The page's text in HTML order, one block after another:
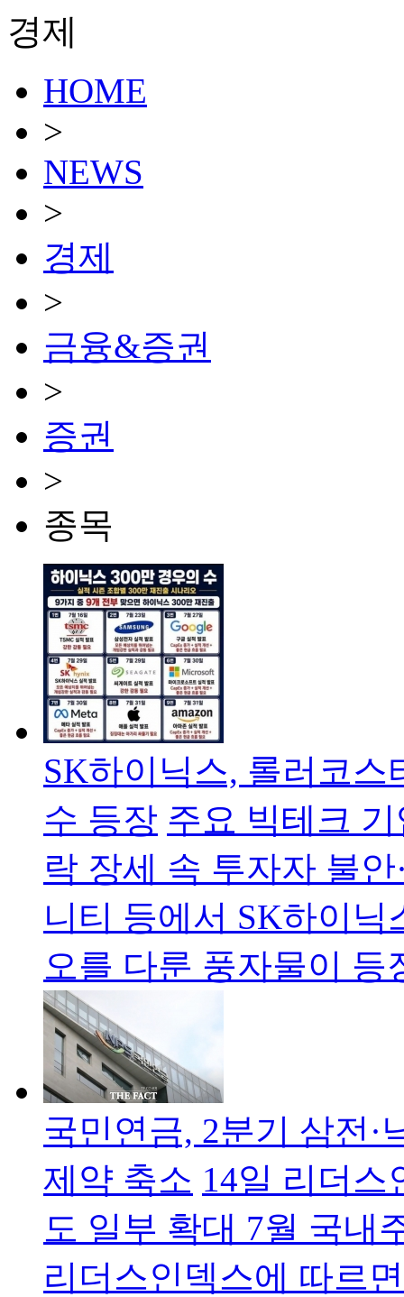
경제
HOME
>
NEWS
>
경제
>
금융&증권
>
증권
>
종목
SK하이닉스, 롤러코스
수 등장 주요 빅테크
락 장세 속 투자자 불
니티 등에서 SK하이
오를 다룬 풍자물이 등
국민연금, 2분기 삼전·
제약 축소 14일 리더스
도 일부 확대 7월 국내
리더스인덱스에 따르